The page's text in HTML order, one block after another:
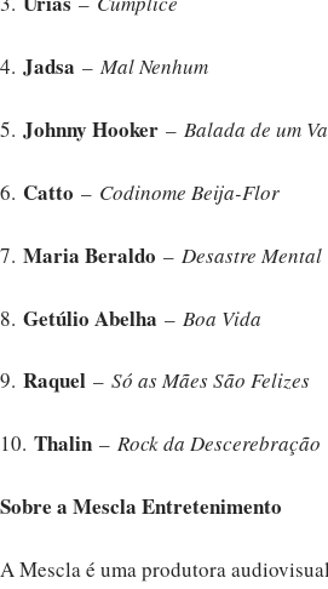
4. Jadsa – Mal Nenhum
5. Johnny Hooker – Balada de um
6. Catto – Codinome Beija-Flor
7. Maria Beraldo – Desastre Mental
8. Getúlio Abelha – Boa Vida
9. Raquel – Só as Mães São Felizes
10. Thalin – Rock da Descerebração
Sobre a Mescla Entretenimento
A Mescla é uma produtora